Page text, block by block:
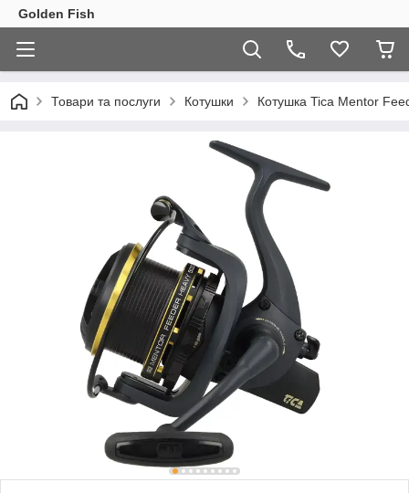
Golden Fish
Товари та послуги Котушки Котушка Tica Mentor